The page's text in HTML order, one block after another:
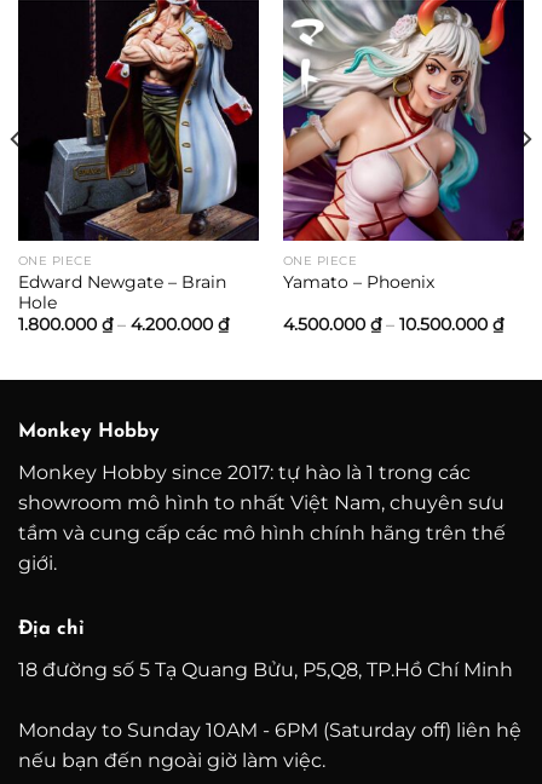
ONE PIECE
Edward Newgate – Brain
Hole
1.800.000 ₫ – 4.200.000 ₫Khoảng
giá:
đến
ONE PIECE
Yamato – Phoenix
4.500.000 ₫ – 10.500.000 ₫
giá:
đến
Monkey Hobby
Monkey Hobby since 2017: tự hào là 1 trong các
showroom mô hình to nhất Việt Nam, chuyên sưu
tầm và cung cấp các mô hình chính hãng trên thế
giới.
Địa chỉ
18 đường số 5 Tạ Quang Bửu, P5,Q8, TP.Hồ Chí Minh
Monday to Sunday 10AM - 6PM (Saturday off) liên hệ
nếu bạn đến ngoài giờ làm việc.